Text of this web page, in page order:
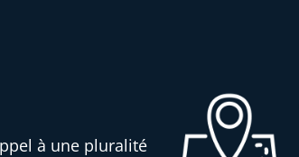
à une pluralité